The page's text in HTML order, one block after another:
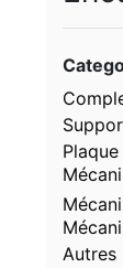
Plaque
Autres